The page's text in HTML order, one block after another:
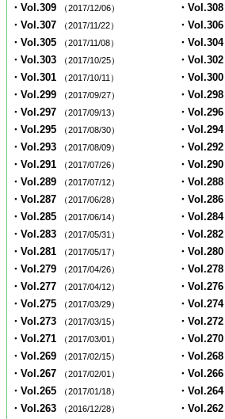
・Vol.309 （2017/12/06） ・Vol.308
・Vol.307 （2017/11/22） ・Vol.306
・Vol.305 （2017/11/08） ・Vol.304
・Vol.303 （2017/10/25） ・Vol.302
・Vol.301 （2017/10/11） ・Vol.300
・Vol.299 （2017/09/27） ・Vol.298
・Vol.297 （2017/09/13） ・Vol.296
・Vol.295 （2017/08/30） ・Vol.294
・Vol.293 （2017/08/09） ・Vol.292
・Vol.291 （2017/07/26） ・Vol.290
・Vol.289 （2017/07/12） ・Vol.288
・Vol.287 （2017/06/28） ・Vol.286
・Vol.285 （2017/06/14） ・Vol.284
・Vol.283 （2017/05/31） ・Vol.282
・Vol.281 （2017/05/17） ・Vol.280
・Vol.279 （2017/04/26） ・Vol.278
・Vol.277 （2017/04/12） ・Vol.276
・Vol.275 （2017/03/29） ・Vol.274
・Vol.273 （2017/03/15） ・Vol.272
・Vol.271 （2017/03/01） ・Vol.270
・Vol.269 （2017/02/15） ・Vol.268
・Vol.267 （2017/02/01） ・Vol.266
・Vol.265 （2017/01/18） ・Vol.264
・Vol.263 （2016/12/28） ・Vol.262